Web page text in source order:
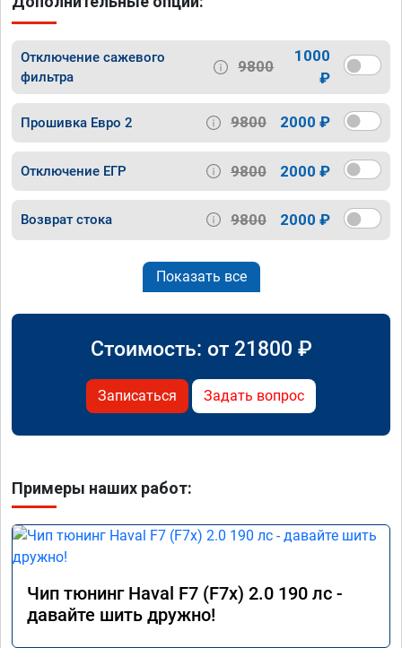
Отключение сажевого
фильтра
9800
1000
₽
Прошивка Евро 2 9800 2000 ₽
Отключение ЕГР 9800 2000 ₽
Возврат стока 9800 2000 ₽
Показать все
Стоимость: от 21800 ₽
Записаться Задать вопрос
Примеры наших работ:
Чип тюнинг Haval F7 (F7x) 2.0 190 лс -
давайте шить дружно!